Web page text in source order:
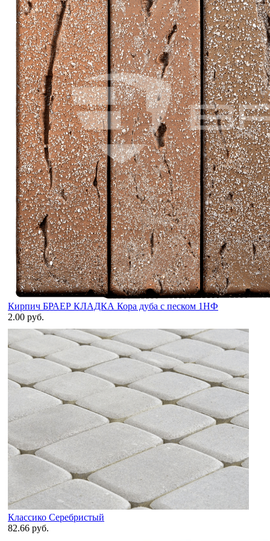
Кирпич БРАЕР КЛАДКА Кора дуба с песком 1НФ
2.00 руб.
Классико Серебристый
82.66 руб.